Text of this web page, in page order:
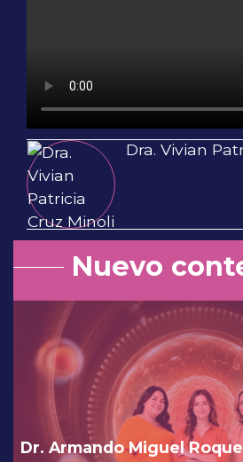
Dra. Vivian
Nuevo
Dr. Armando Miguel